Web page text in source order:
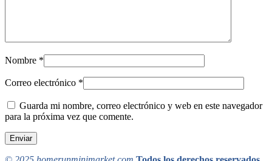
Nombre *
Correo electrónico *
Guarda mi nombre, correo electrónico y web en este navegador
para la próxima vez que comente.